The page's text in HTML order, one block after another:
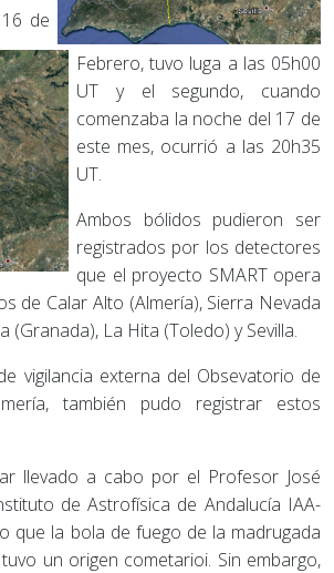
de
Febrero, tuvo luga a las 05h00
UT y el segundo, cuando
comenzaba la noche del 17 de
este mes, ocurrió a las 20h35
UT.
Ambos bólidos pudieron ser
registrados por los detectores
que el proyecto SMART opera
de Calar Alto (Almería), Sierra Nevada
(Granada), La Hita (Toledo) y Sevilla.
vigilancia externa del Obsevatorio de
también pudo registrar estos
llevado a cabo por el Profesor José
de Astrofísica de Andalucía IAA-
que la bola de fuego de la madrugada
un origen cometarioi. Sin embargo,